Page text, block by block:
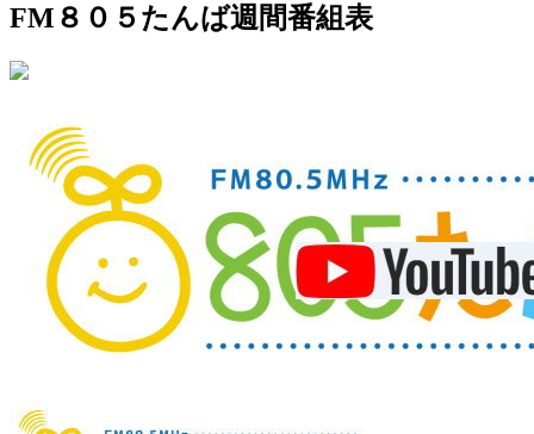
FM８０５たんば週間番組表